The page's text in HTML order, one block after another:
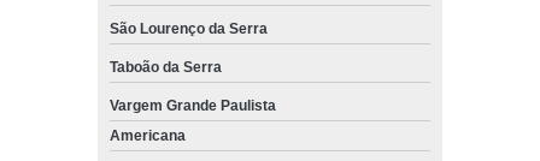
São Lourenço da Serra
Taboão da Serra
Vargem Grande Paulista
Americana